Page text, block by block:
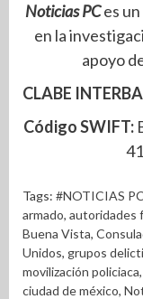
Noticias PCes un
en la
apoyo
CLABE
Código SWIFT:
Tags: #NOTICIAS PC
armado, autoridades
Buena Vista,
Unidos, grupos
movilización policiaca,
ciudad de méxico,